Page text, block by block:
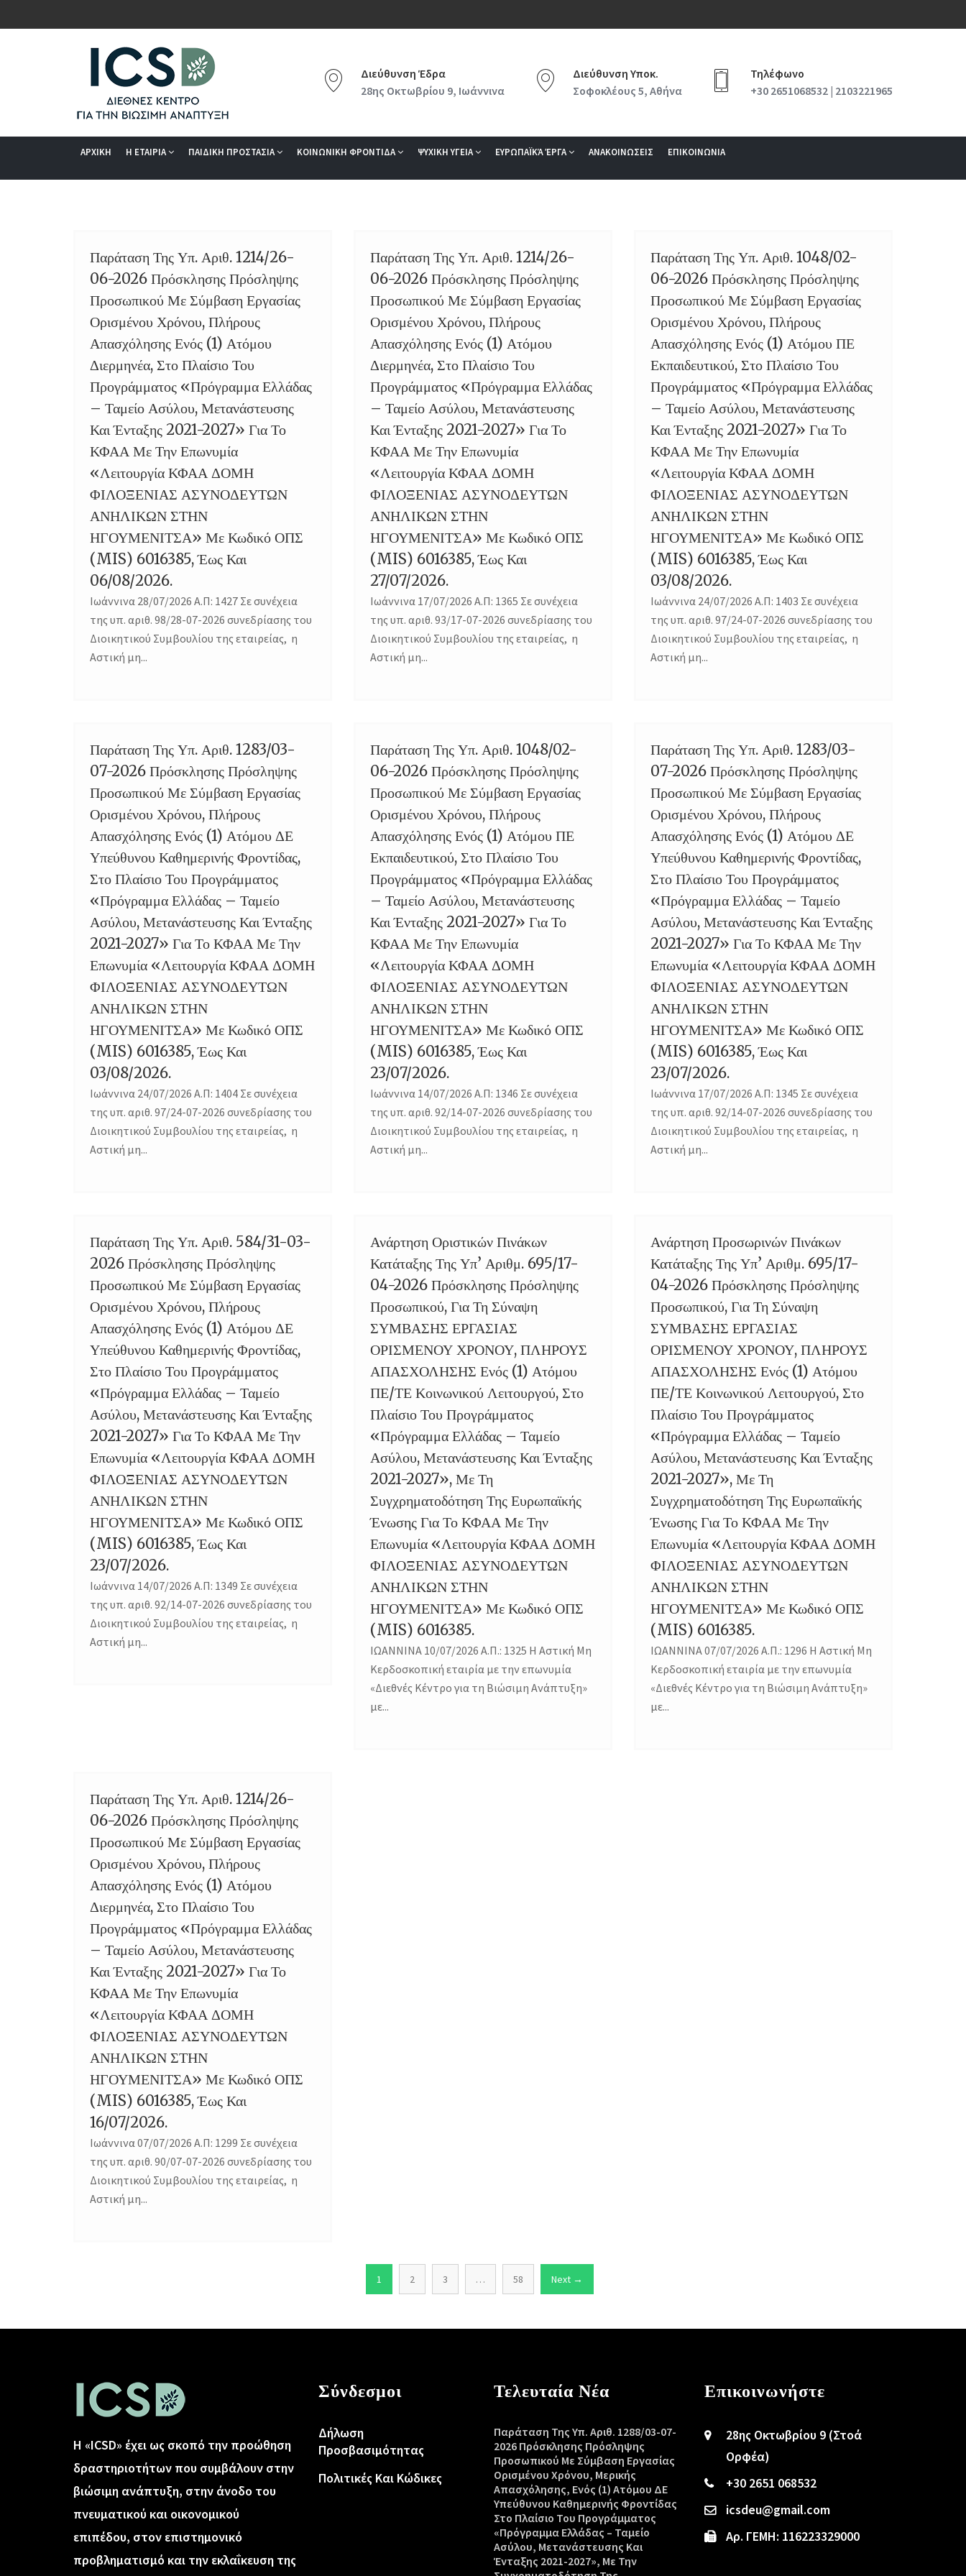
Διεύθυνση Έδρα
28ης Οκτωβρίου 9, Ιωάννινα
Διεύθυνση Υποκ.
Σοφοκλέους 5, Αθήνα
Τηλέφωνο
+30 2651068532 | 2103221965
ΑΡΧΙΚΗ Η ΕΤΑΙΡΙΑ ΠΑΙΔΙΚΗ ΠΡΟΣΤΑΣΙΑ ΚΟΙΝΩΝΙΚΗ ΦΡΟΝΤΙΔΑ ΨΥΧΙΚΗ ΥΓΕΙΑ ΕΥΡΩΠΑΪΚΆ ΈΡΓΑ ΑΝΑΚΟΙΝΩΣΕΙΣ ΕΠΙΚΟΙΝΩΝΙΑ
28
Παράταση Της Υπ. Αριθ. 1214/26-
06-2026 Πρόσκλησης Πρόσληψης
Προσωπικού Με Σύμβαση Εργασίας
Ορισμένου Χρόνου, Πλήρους
Απασχόλησης Ενός (1) Ατόμου
Διερμηνέα, Στο Πλαίσιο Του
Προγράμματος «Πρόγραμμα Ελλάδας
– Ταμείο Ασύλου, Μετανάστευσης
Και Ένταξης 2021-2027» Για Το
ΚΦΑΑ Με Την Επωνυμία
«Λειτουργία ΚΦΑΑ ΔΟΜΗ
ΦΙΛΟΞΕΝΙΑΣ ΑΣΥΝΟΔΕΥΤΩΝ
ΑΝΗΛΙΚΩΝ ΣΤΗΝ
ΗΓΟΥΜΕΝΙΤΣΑ» Με Κωδικό ΟΠΣ
(MIS) 6016385, Έως Και
06/08/2026.
Ιωάννινα 28/07/2026 Α.Π: 1427 Σε συνέχεια
της υπ. αριθ. 98/28-07-2026 συνεδρίασης του
Διοικητικού Συμβουλίου της εταιρείας, η
Αστική μη...
27
Παράταση Της Υπ. Αριθ. 1214/26-
06-2026 Πρόσκλησης Πρόσληψης
Προσωπικού Με Σύμβαση Εργασίας
Ορισμένου Χρόνου, Πλήρους
Απασχόλησης Ενός (1) Ατόμου
Διερμηνέα, Στο Πλαίσιο Του
Προγράμματος «Πρόγραμμα Ελλάδας
– Ταμείο Ασύλου, Μετανάστευσης
Και Ένταξης 2021-2027» Για Το
ΚΦΑΑ Με Την Επωνυμία
«Λειτουργία ΚΦΑΑ ΔΟΜΗ
ΦΙΛΟΞΕΝΙΑΣ ΑΣΥΝΟΔΕΥΤΩΝ
ΑΝΗΛΙΚΩΝ ΣΤΗΝ
ΗΓΟΥΜΕΝΙΤΣΑ» Με Κωδικό ΟΠΣ
(MIS) 6016385, Έως Και
27/07/2026.
Ιωάννινα 17/07/2026 Α.Π: 1365 Σε συνέχεια
της υπ. αριθ. 93/17-07-2026 συνεδρίασης του
Διοικητικού Συμβουλίου της εταιρείας, η
Αστική μη...
24
Παράταση Της Υπ. Αριθ. 1048/02-
06-2026 Πρόσκλησης Πρόσληψης
Προσωπικού Με Σύμβαση Εργασίας
Ορισμένου Χρόνου, Πλήρους
Απασχόλησης Ενός (1) Ατόμου ΠΕ
Εκπαιδευτικού, Στο Πλαίσιο Του
Προγράμματος «Πρόγραμμα Ελλάδας
– Ταμείο Ασύλου, Μετανάστευσης
Και Ένταξης 2021-2027» Για Το
ΚΦΑΑ Με Την Επωνυμία
«Λειτουργία ΚΦΑΑ ΔΟΜΗ
ΦΙΛΟΞΕΝΙΑΣ ΑΣΥΝΟΔΕΥΤΩΝ
ΑΝΗΛΙΚΩΝ ΣΤΗΝ
ΗΓΟΥΜΕΝΙΤΣΑ» Με Κωδικό ΟΠΣ
(MIS) 6016385, Έως Και
03/08/2026.
Ιωάννινα 24/07/2026 Α.Π: 1403 Σε συνέχεια
της υπ. αριθ. 97/24-07-2026 συνεδρίασης του
Διοικητικού Συμβουλίου της εταιρείας, η
Αστική μη...
24
Παράταση Της Υπ. Αριθ. 1283/03-
07-2026 Πρόσκλησης Πρόσληψης
Προσωπικού Με Σύμβαση Εργασίας
Ορισμένου Χρόνου, Πλήρους
Απασχόλησης Ενός (1) Ατόμου ΔΕ
Υπεύθυνου Καθημερινής Φροντίδας,
Στο Πλαίσιο Του Προγράμματος
«Πρόγραμμα Ελλάδας – Ταμείο
Ασύλου, Μετανάστευσης Και Ένταξης
2021-2027» Για Το ΚΦΑΑ Με Την
Επωνυμία «Λειτουργία ΚΦΑΑ ΔΟΜΗ
ΦΙΛΟΞΕΝΙΑΣ ΑΣΥΝΟΔΕΥΤΩΝ
ΑΝΗΛΙΚΩΝ ΣΤΗΝ
ΗΓΟΥΜΕΝΙΤΣΑ» Με Κωδικό ΟΠΣ
(MIS) 6016385, Έως Και
03/08/2026.
Ιωάννινα 24/07/2026 Α.Π: 1404 Σε συνέχεια
της υπ. αριθ. 97/24-07-2026 συνεδρίασης του
Διοικητικού Συμβουλίου της εταιρείας, η
Αστική μη...
14
Παράταση Της Υπ. Αριθ. 1048/02-
06-2026 Πρόσκλησης Πρόσληψης
Προσωπικού Με Σύμβαση Εργασίας
Ορισμένου Χρόνου, Πλήρους
Απασχόλησης Ενός (1) Ατόμου ΠΕ
Εκπαιδευτικού, Στο Πλαίσιο Του
Προγράμματος «Πρόγραμμα Ελλάδας
– Ταμείο Ασύλου, Μετανάστευσης
Και Ένταξης 2021-2027» Για Το
ΚΦΑΑ Με Την Επωνυμία
«Λειτουργία ΚΦΑΑ ΔΟΜΗ
ΦΙΛΟΞΕΝΙΑΣ ΑΣΥΝΟΔΕΥΤΩΝ
ΑΝΗΛΙΚΩΝ ΣΤΗΝ
ΗΓΟΥΜΕΝΙΤΣΑ» Με Κωδικό ΟΠΣ
(MIS) 6016385, Έως Και
23/07/2026.
Ιωάννινα 14/07/2026 Α.Π: 1346 Σε συνέχεια
της υπ. αριθ. 92/14-07-2026 συνεδρίασης του
Διοικητικού Συμβουλίου της εταιρείας, η
Αστική μη...
14
Παράταση Της Υπ. Αριθ. 1283/03-
07-2026 Πρόσκλησης Πρόσληψης
Προσωπικού Με Σύμβαση Εργασίας
Ορισμένου Χρόνου, Πλήρους
Απασχόλησης Ενός (1) Ατόμου ΔΕ
Υπεύθυνου Καθημερινής Φροντίδας,
Στο Πλαίσιο Του Προγράμματος
«Πρόγραμμα Ελλάδας – Ταμείο
Ασύλου, Μετανάστευσης Και Ένταξης
2021-2027» Για Το ΚΦΑΑ Με Την
Επωνυμία «Λειτουργία ΚΦΑΑ ΔΟΜΗ
ΦΙΛΟΞΕΝΙΑΣ ΑΣΥΝΟΔΕΥΤΩΝ
ΑΝΗΛΙΚΩΝ ΣΤΗΝ
ΗΓΟΥΜΕΝΙΤΣΑ» Με Κωδικό ΟΠΣ
(MIS) 6016385, Έως Και
23/07/2026.
Ιωάννινα 17/07/2026 Α.Π: 1345 Σε συνέχεια
της υπ. αριθ. 92/14-07-2026 συνεδρίασης του
Διοικητικού Συμβουλίου της εταιρείας, η
Αστική μη...
14
Παράταση Της Υπ. Αριθ. 584/31-03-
2026 Πρόσκλησης Πρόσληψης
Προσωπικού Με Σύμβαση Εργασίας
Ορισμένου Χρόνου, Πλήρους
Απασχόλησης Ενός (1) Ατόμου ΔΕ
Υπεύθυνου Καθημερινής Φροντίδας,
Στο Πλαίσιο Του Προγράμματος
«Πρόγραμμα Ελλάδας – Ταμείο
Ασύλου, Μετανάστευσης Και Ένταξης
2021-2027» Για Το ΚΦΑΑ Με Την
Επωνυμία «Λειτουργία ΚΦΑΑ ΔΟΜΗ
ΦΙΛΟΞΕΝΙΑΣ ΑΣΥΝΟΔΕΥΤΩΝ
ΑΝΗΛΙΚΩΝ ΣΤΗΝ
ΗΓΟΥΜΕΝΙΤΣΑ» Με Κωδικό ΟΠΣ
(MIS) 6016385, Έως Και
23/07/2026.
Ιωάννινα 14/07/2026 Α.Π: 1349 Σε συνέχεια
της υπ. αριθ. 92/14-07-2026 συνεδρίασης του
Διοικητικού Συμβουλίου της εταιρείας, η
Αστική μη...
Ανάρτηση Οριστικών Πινάκων
Κατάταξης Της Υπ’ Αριθμ. 695/17-
04-2026 Πρόσκλησης Πρόσληψης
Προσωπικού, Για Τη Σύναψη
ΣΥΜΒΑΣΗΣ ΕΡΓΑΣΙΑΣ
ΟΡΙΣΜΕΝΟΥ ΧΡΟΝΟΥ, ΠΛΗΡΟΥΣ
ΑΠΑΣΧΟΛΗΣΗΣ Ενός (1) Ατόμου
ΠΕ/ΤΕ Κοινωνικού Λειτουργού, Στο
Πλαίσιο Του Προγράμματος
«Πρόγραμμα Ελλάδας – Ταμείο
Ασύλου, Μετανάστευσης Και Ένταξης
2021-2027», Με Τη
Συγχρηματοδότηση Της Ευρωπαϊκής
Ένωσης Για Το ΚΦΑΑ Με Την
Επωνυμία «Λειτουργία ΚΦΑΑ ΔΟΜΗ
ΦΙΛΟΞΕΝΙΑΣ ΑΣΥΝΟΔΕΥΤΩΝ
ΑΝΗΛΙΚΩΝ ΣΤΗΝ
ΗΓΟΥΜΕΝΙΤΣΑ» Με Κωδικό ΟΠΣ
(MIS) 6016385.
ΙΩΑΝΝΙΝΑ 10/07/2026 Α.Π.: 1325 Η Αστική Μη
Κερδοσκοπική εταιρία με την επωνυμία
«Διεθνές Κέντρο για τη Βιώσιμη Ανάπτυξη»
με...
Ανάρτηση Προσωρινών Πινάκων
Κατάταξης Της Υπ’ Αριθμ. 695/17-
04-2026 Πρόσκλησης Πρόσληψης
Προσωπικού, Για Τη Σύναψη
ΣΥΜΒΑΣΗΣ ΕΡΓΑΣΙΑΣ
ΟΡΙΣΜΕΝΟΥ ΧΡΟΝΟΥ, ΠΛΗΡΟΥΣ
ΑΠΑΣΧΟΛΗΣΗΣ Ενός (1) Ατόμου
ΠΕ/ΤΕ Κοινωνικού Λειτουργού, Στο
Πλαίσιο Του Προγράμματος
«Πρόγραμμα Ελλάδας – Ταμείο
Ασύλου, Μετανάστευσης Και Ένταξης
2021-2027», Με Τη
Συγχρηματοδότηση Της Ευρωπαϊκής
Ένωσης Για Το ΚΦΑΑ Με Την
Επωνυμία «Λειτουργία ΚΦΑΑ ΔΟΜΗ
ΦΙΛΟΞΕΝΙΑΣ ΑΣΥΝΟΔΕΥΤΩΝ
ΑΝΗΛΙΚΩΝ ΣΤΗΝ
ΗΓΟΥΜΕΝΙΤΣΑ» Με Κωδικό ΟΠΣ
(MIS) 6016385.
ΙΩΑΝΝΙΝΑ 07/07/2026 Α.Π.: 1296 Η Αστική Μη
Κερδοσκοπική εταιρία με την επωνυμία
«Διεθνές Κέντρο για τη Βιώσιμη Ανάπτυξη»
με...
07
Παράταση Της Υπ. Αριθ. 1214/26-
06-2026 Πρόσκλησης Πρόσληψης
Προσωπικού Με Σύμβαση Εργασίας
Ορισμένου Χρόνου, Πλήρους
Απασχόλησης Ενός (1) Ατόμου
Διερμηνέα, Στο Πλαίσιο Του
Προγράμματος «Πρόγραμμα Ελλάδας
– Ταμείο Ασύλου, Μετανάστευσης
Και Ένταξης 2021-2027» Για Το
ΚΦΑΑ Με Την Επωνυμία
«Λειτουργία ΚΦΑΑ ΔΟΜΗ
ΦΙΛΟΞΕΝΙΑΣ ΑΣΥΝΟΔΕΥΤΩΝ
ΑΝΗΛΙΚΩΝ ΣΤΗΝ
ΗΓΟΥΜΕΝΙΤΣΑ» Με Κωδικό ΟΠΣ
(MIS) 6016385, Έως Και
16/07/2026.
Ιωάννινα 07/07/2026 Α.Π: 1299 Σε συνέχεια
της υπ. αριθ. 90/07-07-2026 συνεδρίασης του
Διοικητικού Συμβουλίου της εταιρείας, η
Αστική μη...
1 2 3 … 58 Next →
Η «ICSD» έχει ως σκοπό την προώθηση
δραστηριοτήτων που συμβάλουν στην
βιώσιμη ανάπτυξη, στην άνοδο του
πνευματικού και οικονομικού
επιπέδου, στον επιστημονικό
προβληματισμό και την εκλαΐκευση της
Σύνδεσμοι
Δήλωση
Προσβασιμότητας
Πολιτικές Και Κώδικες
Τελευταία Νέα
Παράταση Της Υπ. Αριθ. 1288/03-07-
2026 Πρόσκλησης Πρόσληψης
Προσωπικού Με Σύμβαση Εργασίας
Ορισμένου Χρόνου, Μερικής
Απασχόλησης, Ενός (1) Ατόμου ΔΕ
Υπεύθυνου Καθημερινής Φροντίδας
Στο Πλαίσιο Του Προγράμματος
«Πρόγραμμα Ελλάδας – Ταμείο
Ασύλου, Μετανάστευσης Και
Ένταξης 2021-2027», Με Την
Επικοινωνήστε
28ης Οκτωβρίου 9 (Στοά
Ορφέα)
+30 2651 068532
icsdeu@gmail.com
Αρ. ΓΕΜΗ: 116223329000